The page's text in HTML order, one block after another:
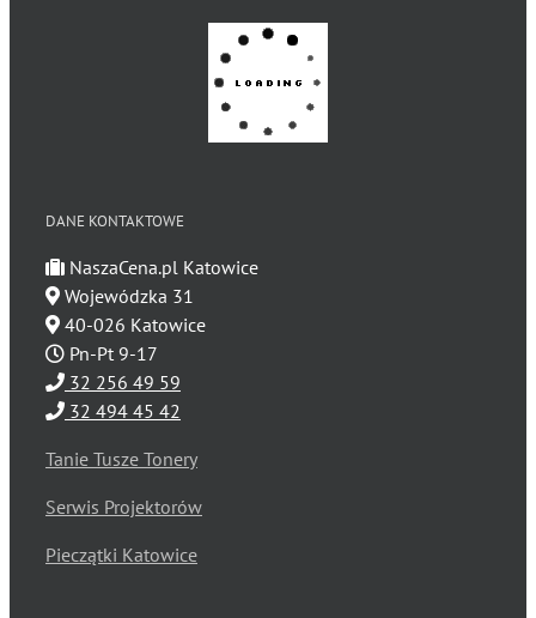
DANE KONTAKTOWE
NaszaCena.pl Katowice
Wojewódzka 31
40-026 Katowice
Pn-Pt 9-17
32 256 49 59
32 494 45 42
Tanie Tusze Tonery
Serwis Projektorów
Pieczątki Katowice